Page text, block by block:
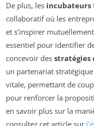
De plus, les incubateurs
collaboratif où les
et s’inspirer
essentiel pour identifier
concevoir des stratégies
un partenariat
vitale, permettant de
pour renforcer la
en savoir plus sur la